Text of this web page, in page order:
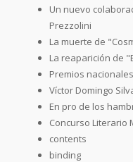
Un nuevo
Prezzolini
La muerte de
La reaparición de
Premios
Víctor Domingo
En pro de los
Concurso Literario
contents
binding